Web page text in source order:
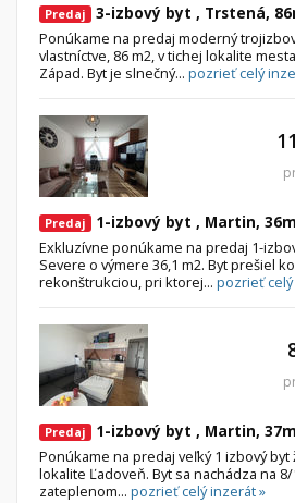
Predaj 3-izbový byt , Trstená,
Ponúkame na predaj moderný
vlastníctve, 86 m2, v tichej lokalite
Západ. Byt je slnečný... pozrieť celý
Predaj 1-izbový byt , Martin, 36m
Exkluzívne ponúkame na predaj 1-
Severe o výmere 36,1 m2. Byt prešiel
rekonštrukciou, pri ktorej... pozrieť
Predaj 1-izbový byt , Martin, 37m
Ponúkame na predaj veľký 1 izbový
lokalite Ľadoveň. Byt sa nachádza na
zateplenom... pozrieť celý inzerát »